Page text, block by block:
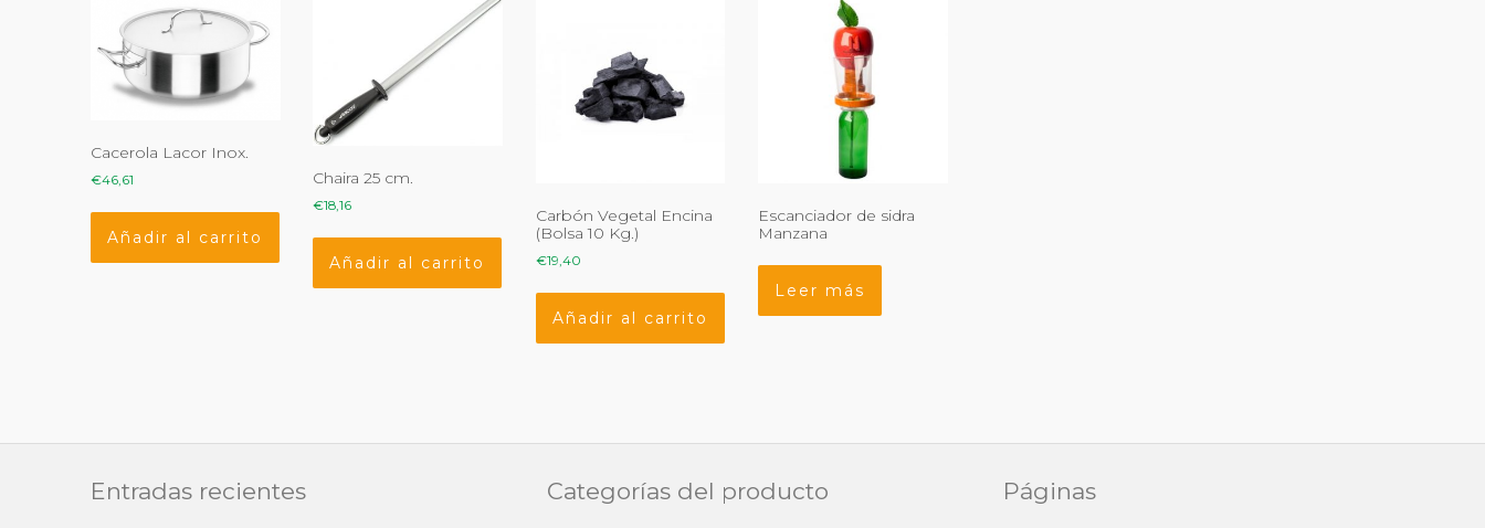
Cacerola Lacor Inox.
€46,61
Añadir al carrito
Chaira 25 cm.
€18,16
Añadir al carrito
Carbón Vegetal Encina
(Bolsa 10 Kg.)
€19,40
Añadir al carrito
Escanciador de sidra
Manzana
Leer más
Entradas recientes Categorías del producto Páginas